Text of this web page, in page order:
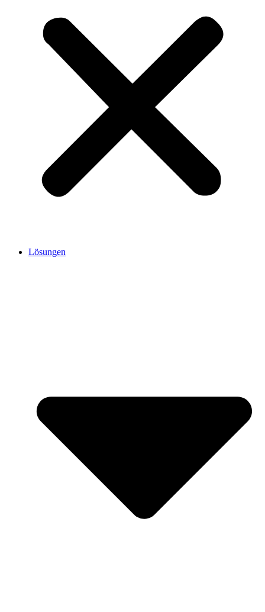
Lösungen